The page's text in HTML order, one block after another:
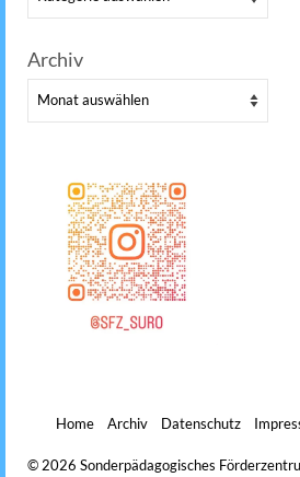
Archiv
Archiv
Home Archiv Datenschutz
© 2026 Sonderpädagogisches